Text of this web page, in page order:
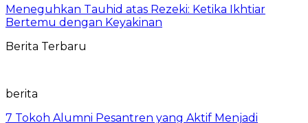
Meneguhkan Tauhid atas Rezeki: Ketika Ikhtiar
Bertemu dengan Keyakinan
Berita Terbaru
berita
7 Tokoh Alumni Pesantren yang Aktif Menjadi